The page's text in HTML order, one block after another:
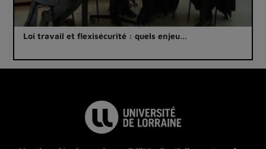
Loi travail et flexisécurité : quels enjeu…